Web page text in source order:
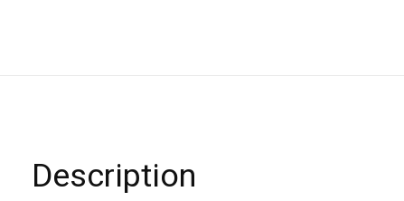
Description